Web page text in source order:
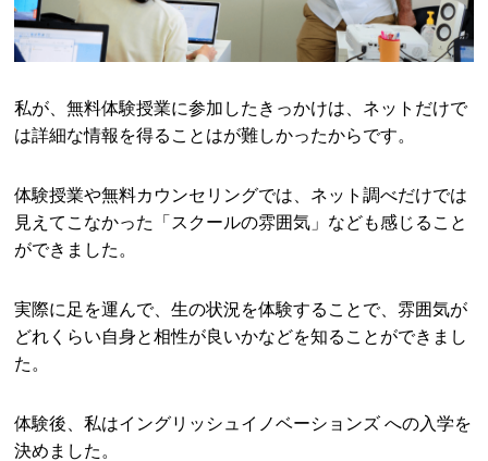
私が、無料体験授業に参加したきっかけは、ネットだけで
は詳細な情報を得ることはが難しかったからです。
体験授業や無料カウンセリングでは、ネット調べだけでは
見えてこなかった「スクールの雰囲気」なども感じること
ができました。
実際に足を運んで、生の状況を体験することで、雰囲気が
どれくらい自身と相性が良いかなどを知ることができまし
た。
体験後、私はイングリッシュイノベーションズ への入学を
決めました。